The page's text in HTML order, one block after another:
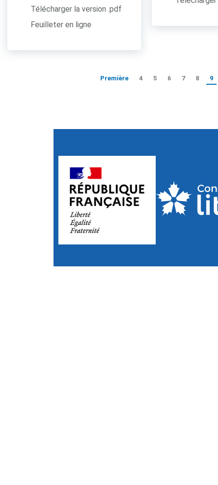
Télécharger la version .pdf
Feuilleter en ligne
Première 4 5 6 7 8 9